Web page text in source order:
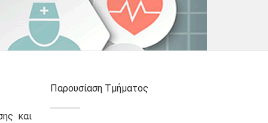
και
Παρουσίαση Τμήματος